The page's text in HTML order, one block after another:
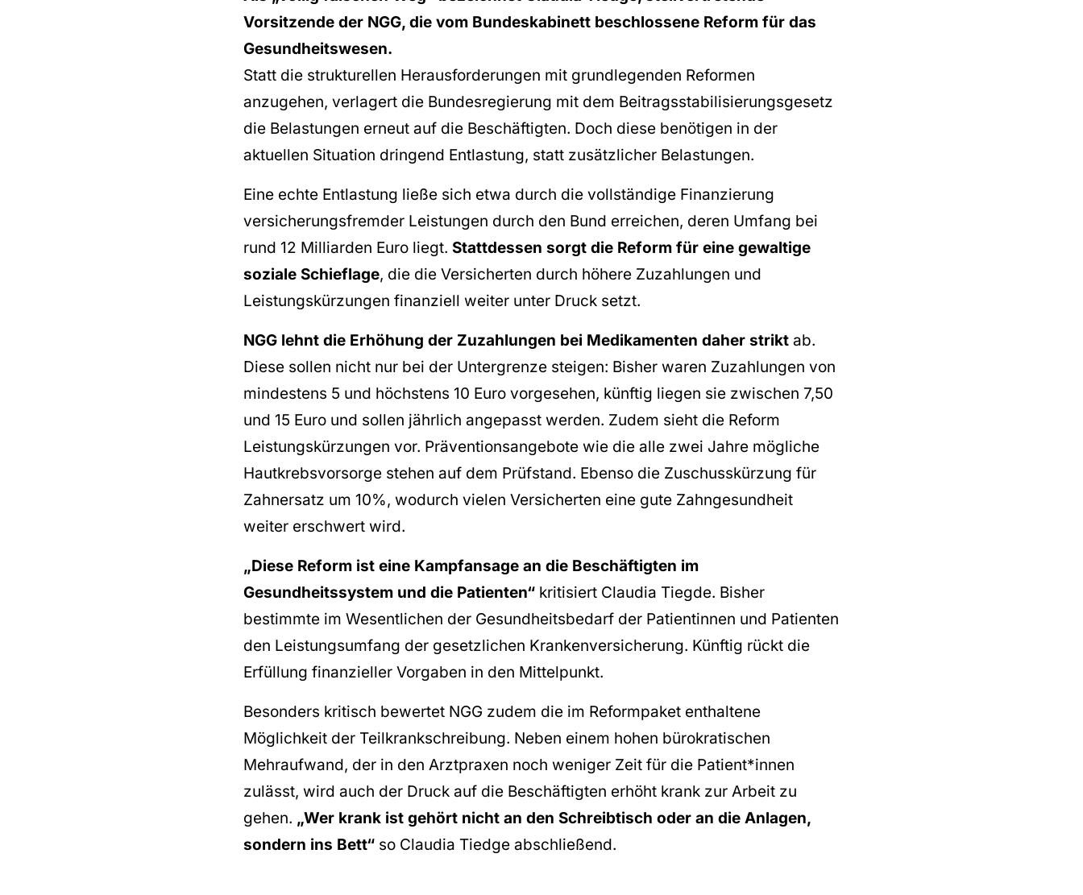
Vorsitzende der NGG, die vom Bundeskabinett beschlossene Reform für das
Gesundheitswesen.
Statt die strukturellen Herausforderungen mit grundlegenden Reformen
anzugehen, verlagert die Bundesregierung mit dem Beitragsstabilisierungsgesetz
die Belastungen erneut auf die Beschäftigten. Doch diese benötigen in der
aktuellen Situation dringend Entlastung, statt zusätzlicher Belastungen.
Eine echte Entlastung ließe sich etwa durch die vollständige Finanzierung
versicherungsfremder Leistungen durch den Bund erreichen, deren Umfang bei
rund 12 Milliarden Euro liegt. Stattdessen sorgt die Reform für eine gewaltige
soziale Schieflage, die die Versicherten durch höhere Zuzahlungen und
Leistungskürzungen finanziell weiter unter Druck setzt.
NGG lehnt die Erhöhung der Zuzahlungen bei Medikamenten daher strikt ab.
Diese sollen nicht nur bei der Untergrenze steigen: Bisher waren Zuzahlungen von
mindestens 5 und höchstens 10 Euro vorgesehen, künftig liegen sie zwischen 7,50
und 15 Euro und sollen jährlich angepasst werden. Zudem sieht die Reform
Leistungskürzungen vor. Präventionsangebote wie die alle zwei Jahre mögliche
Hautkrebsvorsorge stehen auf dem Prüfstand. Ebenso die Zuschusskürzung für
Zahnersatz um 10%, wodurch vielen Versicherten eine gute Zahngesundheit
weiter erschwert wird.
„Diese Reform ist eine Kampfansage an die Beschäftigten im
Gesundheitssystem und die Patienten“ kritisiert Claudia Tiegde. Bisher
bestimmte im Wesentlichen der Gesundheitsbedarf der Patientinnen und Patienten
den Leistungsumfang der gesetzlichen Krankenversicherung. Künftig rückt die
Erfüllung finanzieller Vorgaben in den Mittelpunkt.
Besonders kritisch bewertet NGG zudem die im Reformpaket enthaltene
Möglichkeit der Teilkrankschreibung. Neben einem hohen bürokratischen
Mehraufwand, der in den Arztpraxen noch weniger Zeit für die Patient*innen
zulässt, wird auch der Druck auf die Beschäftigten erhöht krank zur Arbeit zu
gehen. „Wer krank ist gehört nicht an den Schreibtisch oder an die Anlagen,
sondern ins Bett“ so Claudia Tiedge abschließend.